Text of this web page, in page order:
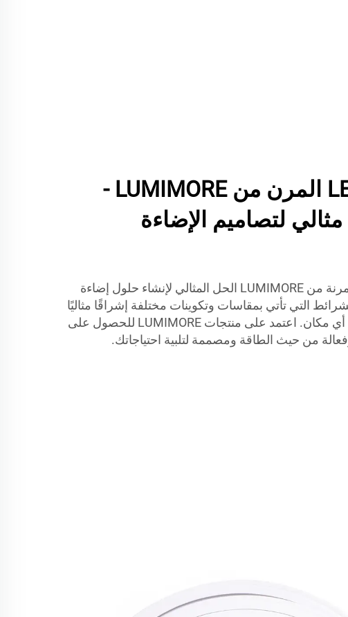
شريطات LED المرن من LUMIMORE -
لتصاميم الإضاءة
تشكل شرائط LED المرنة من LUMIMORE الحل المثالي لإنشاء حلول إضاءة
التي تأتي بمقاسات وتكوينات مختلفة إشراقًا مثاليًا
ويمكن استخدامها في أي مكان. اعتمد على منتجات LUMIMORE للحصول على
من حيث الطاقة ومصممة لتلبية احتياجاتك.